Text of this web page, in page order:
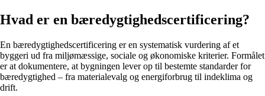
Hvad er en bæredygtighedscertificering?
En bæredygtighedscertificering er en systematisk vurdering af et
byggeri ud fra miljømæssige, sociale og økonomiske kriterier. Formålet
er at dokumentere, at bygningen lever op til bestemte standarder for
bæredygtighed – fra materialevalg og energiforbrug til indeklima og
drift.